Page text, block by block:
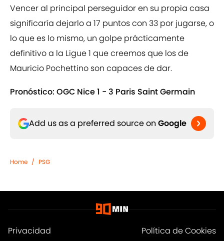
Vencer al principal perseguidor en su propia casa
significaría dejarlo a 17 puntos con 33 por jugarse, o
lo que es lo mismo, un golpe prácticamente
definitivo a la Ligue 1 que creemos que los de
Mauricio Pochettino son capaces de dar.
Pronóstico: OGC Nice 1 - 3 Paris Saint Germain
Add us as a preferred source on Google
Home / PSG
Privacidad Política de Cookies